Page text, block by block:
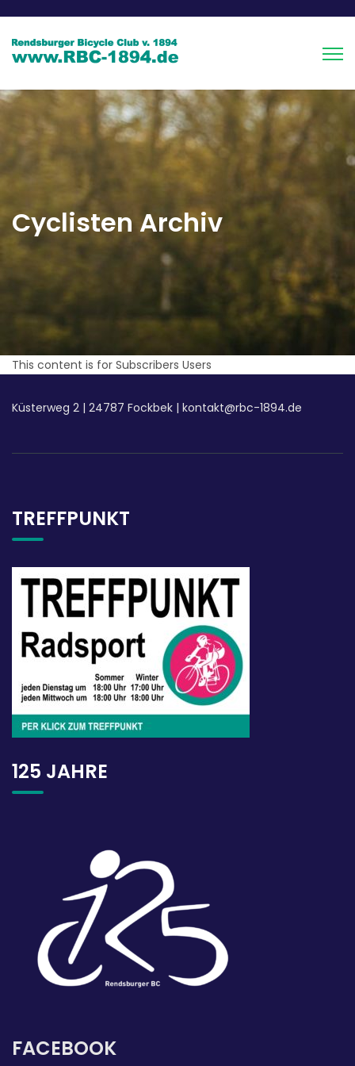
Cyclisten Archiv
This content is for Subscribers Users
Küsterweg 2 | 24787 Fockbek | kontakt@rbc-1894.de
TREFFPUNKT
125 JAHRE
FACEBOOK